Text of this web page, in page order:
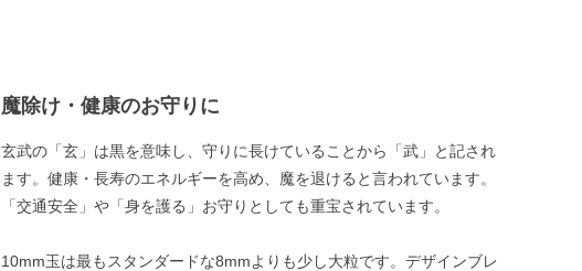
魔除け・健康のお守りに
玄武の「玄」は黒を意味し、守りに長けていることから「武」と記され
ます。健康・長寿のエネルギーを高め、魔を退けると言われています。
「交通安全」や「身を護る」お守りとしても重宝されています。
10mm玉は最もスタンダードな8mmよりも少し大粒です。デザインブレ